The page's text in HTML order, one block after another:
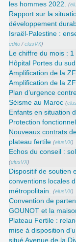
les hommes 2022. (
Rapport sur la
développement
Israël-Palestine :
edito /elusVX)
Le chiffre du mois : 1
Hôpital Portes du sud
Amplification de la
Amplification de la
Plan d’urgence
Séisme au Maroc (
Enfants en situation
Protection
Nouveaux contrats
plateau fertile (elusVX)
Echos du conseil :
(elusVX)
Dispositif de soutien
conventions locales
métropolitain. (elusVX)
Convention de
GOUNOT et la
Plateau Fertile :
mise à disposition
situé Avenue de la